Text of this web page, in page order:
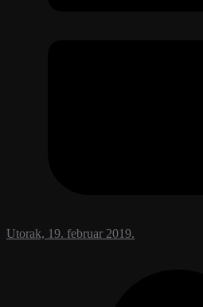
Utorak, 19. februar 2019.